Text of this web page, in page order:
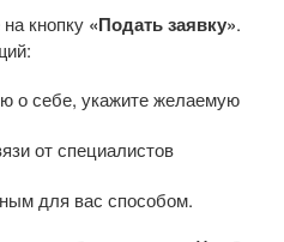
кнопку «Подать заявку».
о себе, укажите желаемую
от специалистов
для вас способом.